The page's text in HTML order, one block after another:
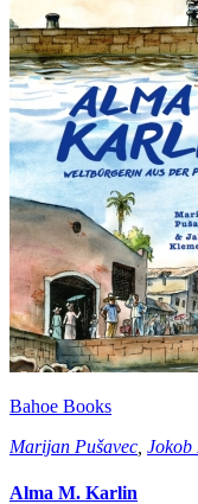
Bahoe Books
Marijan Pušavec Jokob
Alma M. Karlin